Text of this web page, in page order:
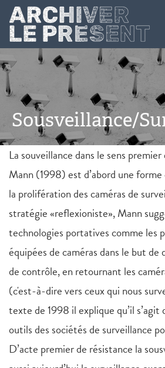
Aller au contenu principal
Sousveillance/
La souveillance dans le sens
Mann (1998) est d’abord une
la prolifération des caméras de
stratégie «reflexioniste», Mann
technologies portatives comme les
équipées de caméras dans le but
de contrôle, en retournant les
(c'est-à-dire vers ceux qui nous
texte de 1998 il explique qu’il s’agit
outils des sociétés de surveillance
D’acte premier de résistance la